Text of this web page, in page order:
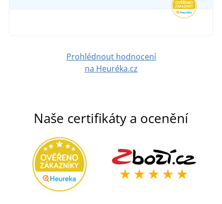
Prohlédnout hodnocení
na Heuréka.cz
Naše certifikáty a ocenění